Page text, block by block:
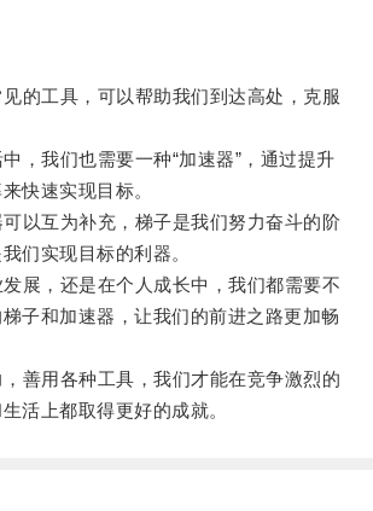
工具，可以帮助我们到达高处，克服
我们也需要一种“加速器”，通过提升
快速实现目标。
互为补充，梯子是我们努力奋斗的阶
们实现目标的利器。
，还是在个人成长中，我们都需要不
子和加速器，让我们的前进之路更加畅
用各种工具，我们才能在竞争激烈的
活上都取得更好的成就。